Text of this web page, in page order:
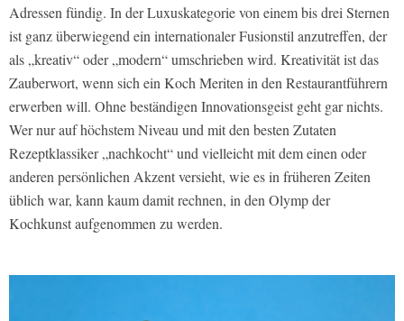
Adressen fündig. In der Luxuskategorie von einem bis drei Sternen
ist ganz überwiegend ein internationaler Fusionstil anzutreffen, der
als „kreativ“ oder „modern“ umschrieben wird. Kreativität ist das
Zauberwort, wenn sich ein Koch Meriten in den Restaurantführern
erwerben will. Ohne beständigen Innovationsgeist geht gar nichts.
Wer nur auf höchstem Niveau und mit den besten Zutaten
Rezeptklassiker „nachkocht“ und vielleicht mit dem einen oder
anderen persönlichen Akzent versieht, wie es in früheren Zeiten
üblich war, kann kaum damit rechnen, in den Olymp der
Kochkunst aufgenommen zu werden.